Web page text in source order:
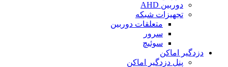
دوربین AHD
تجهیزات شبکه
متعلقات دوربین
سرور
سوئیچ
دزدگیر اماکن
پنل دزدگیر اماکن